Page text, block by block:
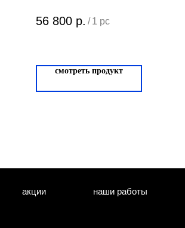
56 800 р. / 1 pc
смотреть продукт
акции наши работы